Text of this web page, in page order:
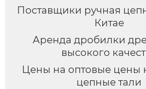
Поставщики ручная
Китае
Аренда дробилки
высокого
Цены на оптовые цены
цепные тали